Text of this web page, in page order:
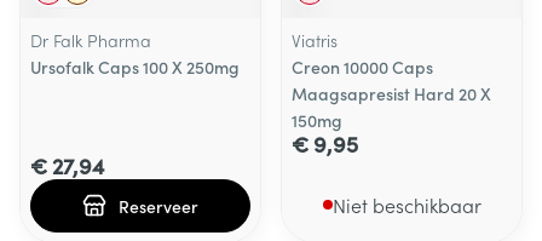
Dr Falk Pharma
Ursofalk Caps 100 X 250mg
€ 27,94
Reserveer
Viatris
Creon 10000 Caps
Maagsapresist Hard 20 X
150mg
€ 9,95
Niet beschikbaar